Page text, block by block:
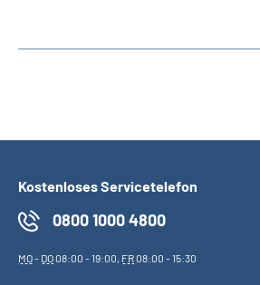
Kostenloses Servicetelefon
0800 1000 4800
MO- DO08:00 - 19:00, FR08:00 - 15:30